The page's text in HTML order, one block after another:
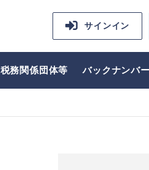
サインイン
税務関係団体等 バックナンバー